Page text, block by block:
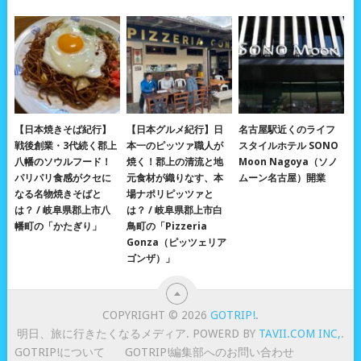
【日本焼きそば紀行】
戦後創業・3代続く郡上
八幡のソウルフード！
パリパリ食感がクセに
なる名物焼きそばと
は？ / 岐阜県郡上市八
幡町の「かたぎり」
【日本グルメ紀行】日
本一のピッツァ職人が
焼く！郡上の清流と地
元食材が織りなす、本
場ナポリピッツァと
は？ / 岐阜県郡上市白
鳥町の「Pizzeria
Gonza（ピッツェリア
ゴンザ）」
名古屋駅近くのライフ
スタイルホテル SONO
Moon Nagoya（ソノ
ムーン名古屋）開業
COPYRIGHT © 2026GOTRIP!.
明日、旅に行きたくなるメディア. POWERD BY TAVII.COM INC,.
GOTRIP!について
GOTRIP!編集部へのお問い合わせ